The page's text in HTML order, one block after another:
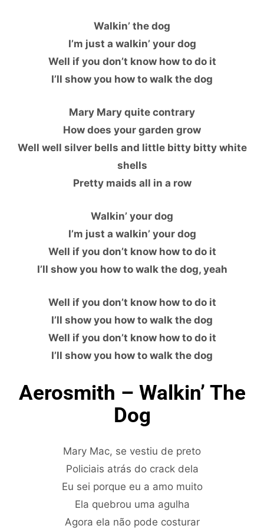
Walkin’ the dog
I’m just a walkin’ your dog
Well if you don’t know how to do it
I’ll show you how to walk the dog
Mary Mary quite contrary
How does your garden grow
Well well silver bells and little bitty bitty white
shells
Pretty maids all in a row
Walkin’ your dog
I’m just a walkin’ your dog
Well if you don’t know how to do it
I’ll show you how to walk the dog, yeah
Well if you don’t know how to do it
I’ll show you how to walk the dog
Well if you don’t know how to do it
I’ll show you how to walk the dog
Aerosmith – Walkin’ The
Dog
Mary Mac, se vestiu de preto
Policiais atrás do crack dela
Eu sei porque eu a amo muito
Ela quebrou uma agulha
Agora ela não pode costurar